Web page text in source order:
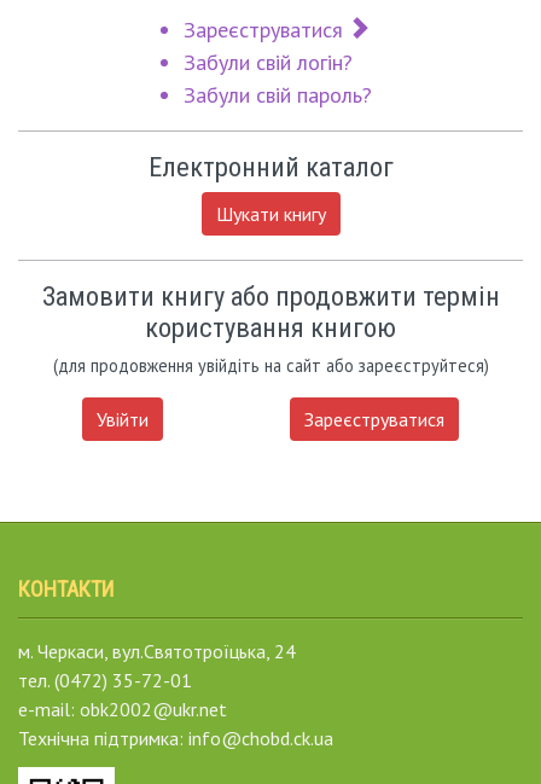
Зареєструватися
Забули свій логін?
Забули свій пароль?
Електронний каталог
Шукати книгу
Замовити книгу або продовжити термін
користування книгою
(для продовження увійдіть на сайт або зареєструйтеся)
Увійти Зареєструватися
КОНТАКТИ
м. Черкаси, вул.Святотроїцька, 24
тел. (0472) 35-72-01
e-mail: obk2002@ukr.net
Технічна підтримка: info@chobd.ck.ua